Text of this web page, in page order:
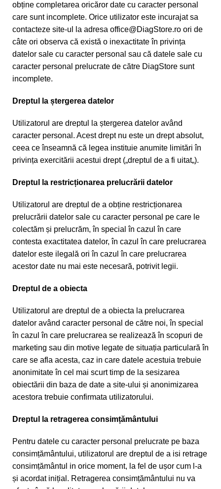
obține completarea oricăror date cu caracter personal
care sunt incomplete. Orice utilizator este incurajat sa
contacteze site-ul la adresa office@DiagStore.ro ori de
câte ori observa că există o inexactitate în privința
datelor sale cu caracter personal sau că datele sale cu
caracter personal prelucrate de către DiagStore sunt
incomplete.
Dreptul la ștergerea datelor
Utilizatorul are dreptul la ștergerea datelor având
caracter personal. Acest drept nu este un drept absolut,
ceea ce înseamnă că legea instituie anumite limitări în
privința exercitării acestui drept („dreptul de a fi uitat„).
Dreptul la restricționarea prelucrării datelor
Utilizatorul are dreptul de a obține restricționarea
prelucrării datelor sale cu caracter personal pe care le
colectăm și prelucrăm, în special în cazul în care
contesta exactitatea datelor, în cazul în care prelucrarea
datelor este ilegală ori în cazul în care prelucrarea
acestor date nu mai este necesară, potrivit legii.
Dreptul de a obiecta
Utilizatorul are dreptul de a obiecta la prelucrarea
datelor având caracter personal de către noi, în special
în cazul în care prelucrarea se realizează în scopuri de
marketing sau din motive legate de situația particulară în
care se afla acesta, caz in care datele acestuia trebuie
anonimitate în cel mai scurt timp de la sesizarea
obiectării din baza de date a site-ului și anonimizarea
acestora trebuie confirmata utilizatorului.
Dreptul la retragerea consimțământului
Pentru datele cu caracter personal prelucrate pe baza
consimțământului, utilizatorul are dreptul de a isi retrage
consimțământul in orice moment, la fel de ușor cum l-a
și acordat inițial. Retragerea consimțământului nu va